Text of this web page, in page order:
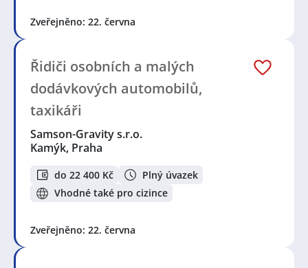
Zveřejněno: 22. června
Řidiči osobních a malých
dodávkových automobilů,
taxikáři
Samson-Gravity s.r.o.
Kamýk, Praha
do 22 400 Kč
Plný úvazek
Vhodné také pro cizince
Zveřejněno: 22. června